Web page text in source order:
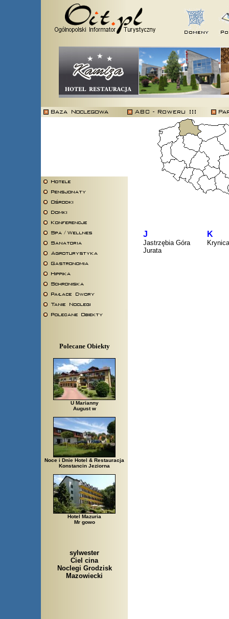
Polecane Obiekty
U Marianny
August w
Noce i Dnie Hotel & Restauracja
Konstancin Jeziorna
Hotel Mazuria
Mr gowo
sylwester
Ciel cina
Noclegi Grodzisk
Mazowiecki
J
Jastrzębia Góra
Jurata
K